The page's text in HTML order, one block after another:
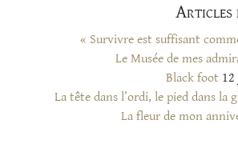
Articles
« Survivre est suffisant
Le Musée de mes
Black foot
La tête dans l’ordi, le pied dans la
La fleur de mon